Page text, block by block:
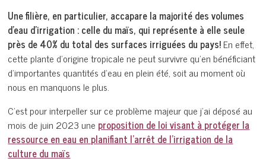
Une filière, en particulier, accapare la majorité des volumes
d’eau d’irrigation : celle du maïs, qui représente à elle seule
près de 40% du total des surfaces irriguées du pays!En effet,
cette plante d’origine tropicale ne peut survivre qu’en bénéficiant
d’importantes quantités d’eau en plein été, soit au moment où
nous en manquons le plus.
C’est pour interpeller sur ce problème majeur que j’ai déposé au
mois de juin 2023 une proposition de loi visant à protéger la
ressource en eau en planifiant l’arrêt de l’irrigation de la
culture du maïs